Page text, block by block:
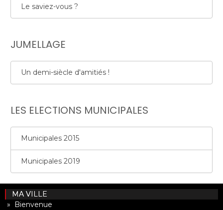
Le saviez-vous ?
JUMELLAGE
Un demi-siècle d'amitiés !
LES ELECTIONS MUNICIPALES
Municipales 2015
Municipales 2019
MA VILLE
» Bienvenue